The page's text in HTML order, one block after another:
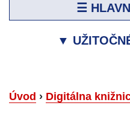
☰
▼
Úvod › Digitálna